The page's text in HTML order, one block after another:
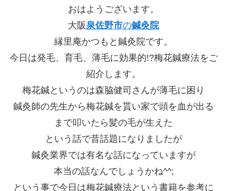
おはようございます。
大阪泉佐野市の鍼灸院
縁里庵かつもと鍼灸院です。
今日は発毛、育毛、薄毛に効果的!?梅花鍼療法をご
紹介します。
梅花鍼というのは森脇健司さんが薄毛に困り
鍼灸師の先生から梅花鍼を貰い家で頭を血が出る
まで叩いたら髪の毛が生えた
という話で昔話題になりましたが
鍼灸業界では有名な話になっていますが
本当の話なんでしょうかね^^;
という事で今日は梅花鍼療法という書籍を参考に